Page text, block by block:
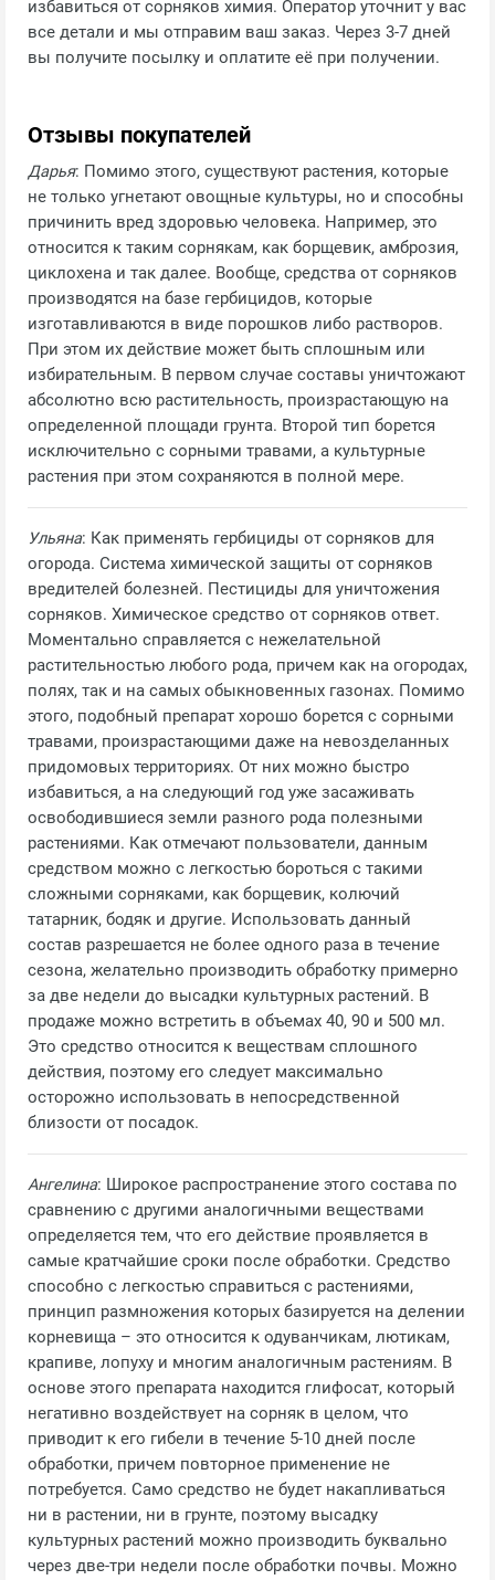
избавиться от сорняков химия. Оператор уточнит у вас
все детали и мы отправим ваш заказ. Через 3-7 дней
вы получите посылку и оплатите её при получении.
Отзывы покупателей
Дарья: Помимо этого, существуют растения, которые
не только угнетают овощные культуры, но и способны
причинить вред здоровью человека. Например, это
относится к таким сорнякам, как борщевик, амброзия,
циклохена и так далее. Вообще, средства от сорняков
производятся на базе гербицидов, которые
изготавливаются в виде порошков либо растворов.
При этом их действие может быть сплошным или
избирательным. В первом случае составы уничтожают
абсолютно всю растительность, произрастающую на
определенной площади грунта. Второй тип борется
исключительно с сорными травами, а культурные
растения при этом сохраняются в полной мере.
Ульяна: Как применять гербициды от сорняков для
огорода. Система химической защиты от сорняков
вредителей болезней. Пестициды для уничтожения
сорняков. Химическое средство от сорняков ответ.
Моментально справляется с нежелательной
растительностью любого рода, причем как на огородах,
полях, так и на самых обыкновенных газонах. Помимо
этого, подобный препарат хорошо борется с сорными
травами, произрастающими даже на невозделанных
придомовых территориях. От них можно быстро
избавиться, а на следующий год уже засаживать
освободившиеся земли разного рода полезными
растениями. Как отмечают пользователи, данным
средством можно с легкостью бороться с такими
сложными сорняками, как борщевик, колючий
татарник, бодяк и другие. Использовать данный
состав разрешается не более одного раза в течение
сезона, желательно производить обработку примерно
за две недели до высадки культурных растений. В
продаже можно встретить в объемах 40, 90 и 500 мл.
Это средство относится к веществам сплошного
действия, поэтому его следует максимально
осторожно использовать в непосредственной
близости от посадок.
Ангелина: Широкое распространение этого состава по
сравнению с другими аналогичными веществами
определяется тем, что его действие проявляется в
самые кратчайшие сроки после обработки. Средство
способно с легкостью справиться с растениями,
принцип размножения которых базируется на делении
корневища – это относится к одуванчикам, лютикам,
крапиве, лопуху и многим аналогичным растениям. В
основе этого препарата находится глифосат, который
негативно воздействует на сорняк в целом, что
приводит к его гибели в течение 5-10 дней после
обработки, причем повторное применение не
потребуется. Само средство не будет накапливаться
ни в растении, ни в грунте, поэтому высадку
культурных растений можно производить буквально
через две-три недели после обработки почвы. Можно